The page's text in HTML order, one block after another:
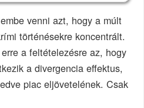
venni azt, hogy a múlt
történésekre koncentrált.
a feltételezésre az, hogy
a divergencia effektus,
piac eljövetelének. Csak